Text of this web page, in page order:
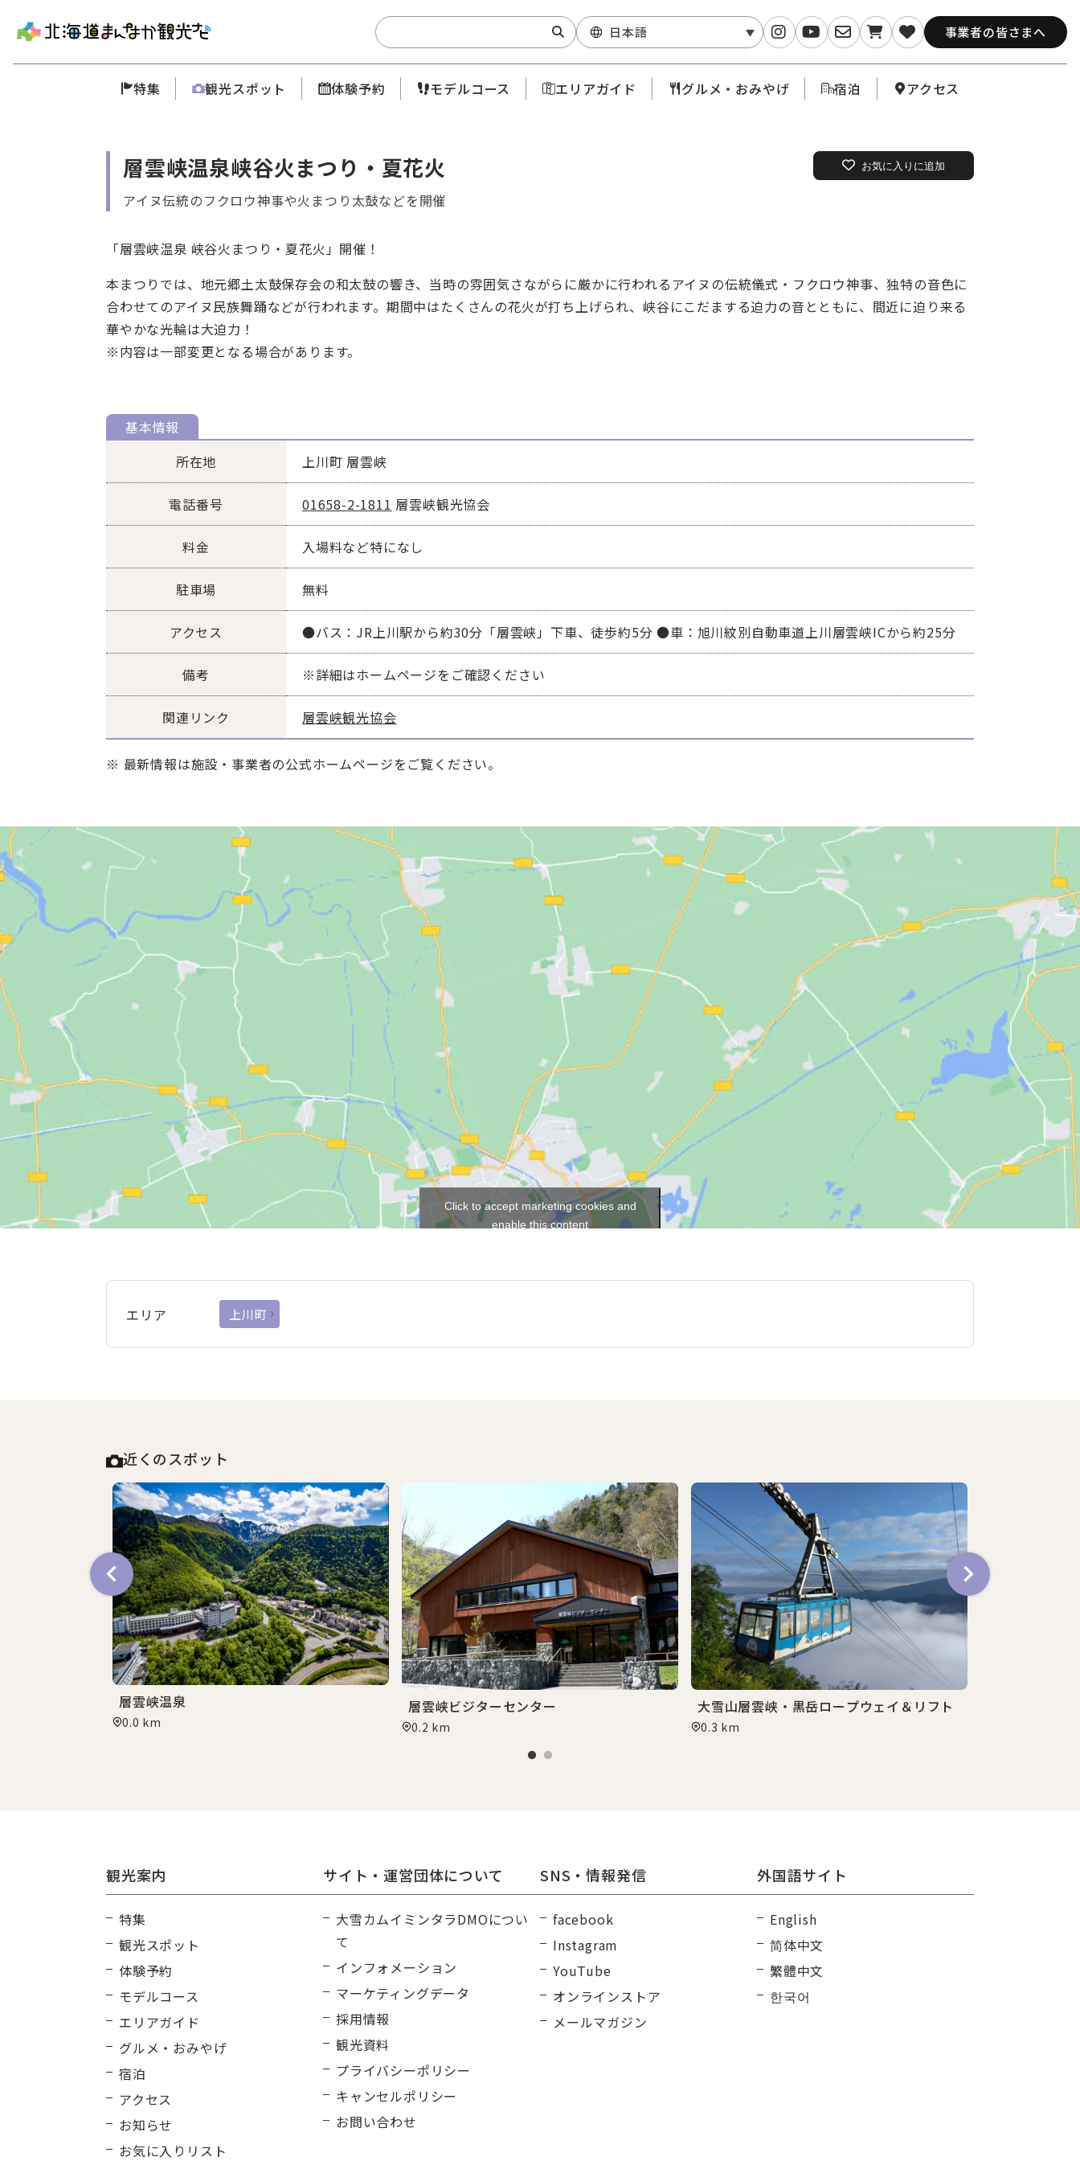
日本語 事業者の皆さまへ
特集 観光スポット 体験予約 モデルコース エリアガイド グルメ・おみやげ 宿泊 アクセス
層雲峡温泉峡谷火まつり・夏花火
アイヌ伝統のフクロウ神事や火まつり太鼓などを開催
お気に入りに追加
「層雲峡温泉 峡谷火まつり・夏花火」開催！
本まつりでは、地元郷土太鼓保存会の和太鼓の響き、当時の雰囲気さながらに厳かに行われるアイヌの伝統儀式・フクロウ神事、独特の音色に
合わせてのアイヌ民族舞踊などが行われます。期間中はたくさんの花火が打ち上げられ、峡谷にこだまする迫力の音とともに、間近に迫り来る
華やかな光輪は大迫力！
※内容は一部変更となる場合があります。
基本情報
所在地
上川町 層雲峡
電話番号 01658-2-1811 層雲峡観光協会
料金 入場料など特になし
駐車場 無料
アクセス ●バス：JR上川駅から約30分「層雲峡」下車、徒歩約5分 ●車：旭川紋別自動車道上川層雲峡ICから約25分
備考 ※詳細はホームページをご確認ください
関連リンク 層雲峡観光協会
※ 最新情報は施設・事業者の公式ホームページをご覧ください。
Click to accept marketing cookies and
enable this content
エリア 上川町
近くのスポット
層雲峡温泉
0.0 km
層雲峡ビジターセンター
0.2 km
大雪山層雲峡・黒岳ロープウェイ＆リフト
0.3 km
観光案内
特集
観光スポット
体験予約
モデルコース
エリアガイド
グルメ・おみやげ
宿泊
アクセス
お知らせ
お気に入りリスト
サイト・運営団体について
大雪カムイミンタラDMOについ
て
インフォメーション
マーケティングデータ
採用情報
観光資料
プライバシーポリシー
キャンセルポリシー
お問い合わせ
SNS・情報発信
facebook
Instagram
YouTube
オンラインストア
メールマガジン
外国語サイト
English
简体中文
繁體中文
한국어